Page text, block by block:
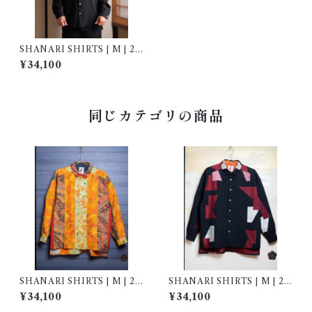
SHANARI SHIRTS | M | 25
2018
¥34,100
同じカテゴリの商品
SHANARI SHIRTS | M | 26
1041
¥34,100
SHANARI SHIRTS | M | 26
2042
¥34,100